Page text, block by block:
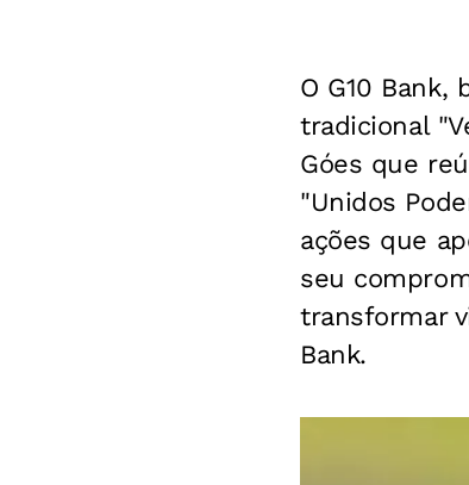
O G10 Bank,
tradicional
Góes que
"Unidos
ações que
seu
transformar
Bank.